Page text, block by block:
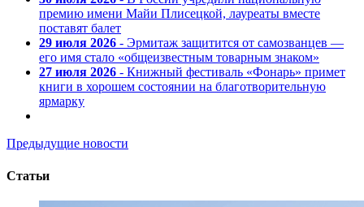
премию имени Майи Плисецкой, лауреаты вместе
поставят балет
29 июля 2026 - Эрмитаж защитится от самозванцев —
его имя стало «общеизвестным товарным знаком»
27 июля 2026 - Книжный фестиваль «Фонарь» примет
книги в хорошем состоянии на благотворительную
ярмарку
Предыдущие новости
Статьи